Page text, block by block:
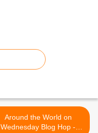
Around the World on
Wednesday Blog Hop -